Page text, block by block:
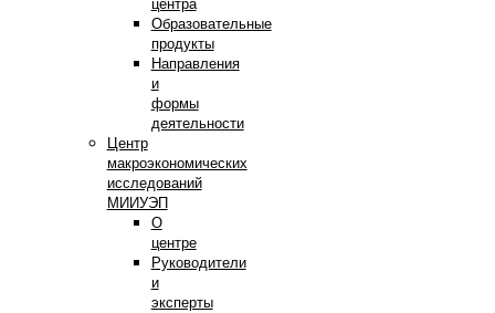
центра
Образовательные
продукты
Направления
и
формы
деятельности
Центр
макроэкономических
исследований
МИИУЭП
О
центре
Руководители
и
эксперты